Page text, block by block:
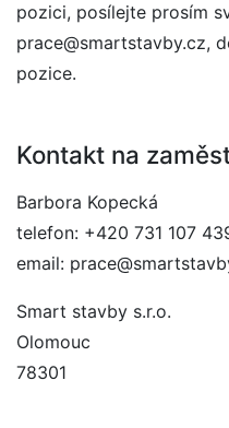
pozici, posílejte prosím
prace@smartstavby.cz,
pozice.
Kontakt na
Barbora Kopecká
telefon: +420 731 107
email:
Smart stavby s.r.o.
Olomouc
78301